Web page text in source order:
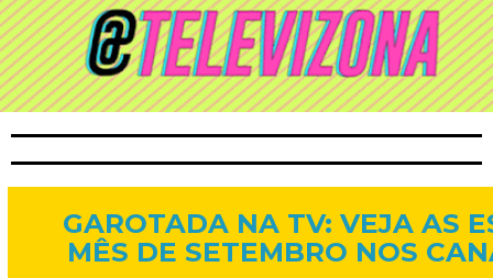
GAROTADA NA TV: VEJA AS
MÊS DE SETEMBRO NOS